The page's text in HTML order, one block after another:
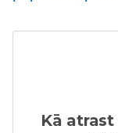
Kā atrast